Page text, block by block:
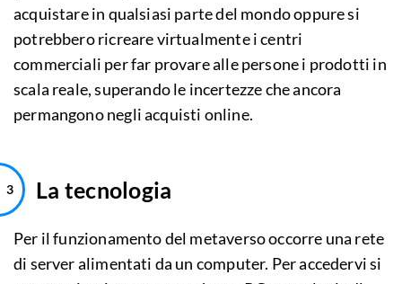
acquistare in qualsiasi parte del mondo oppure si
potrebbero ricreare virtualmente i centri
commerciali per far provare alle persone i prodotti in
scala reale, superando le incertezze che ancora
permangono negli acquisti online.
La tecnologia
Per il funzionamento del metaverso occorre una rete
di server alimentati da un computer. Per accedervi si